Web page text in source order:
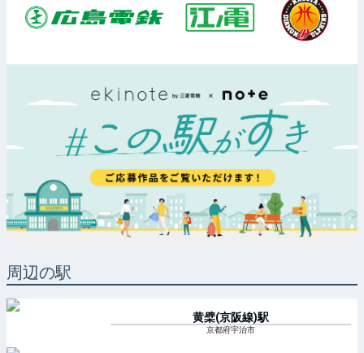
周辺の駅
黄檗(京阪線)駅
京都府宇治市